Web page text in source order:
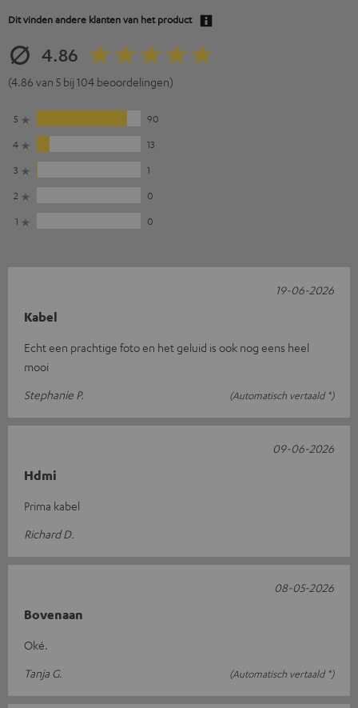
Dit vinden andere klanten van het product
4.86
(4.86 van 5 bij 104 beoordelingen)
5
90
4
13
3
1
2
0
1
0
Kabel
Echt een prachtige foto en het geluid is ook nog eens heel
mooi
Stephanie P.
(Automatisch vertaald *)
19-06-2026
Hdmi
Prima kabel
Richard D.
09-06-2026
Bovenaan
Oké.
Tanja G.
(Automatisch vertaald *)
08-05-2026